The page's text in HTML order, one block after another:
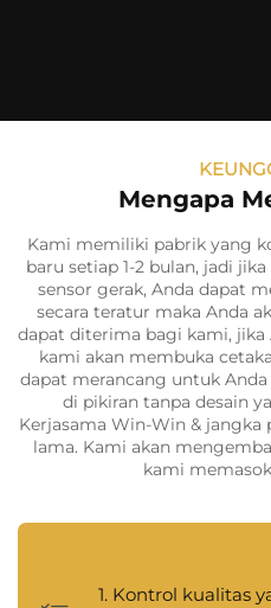
Mengapa
Kami memiliki pabrik yang
baru setiap 1-2 bulan, jadi
sensor gerak, Anda dapat
secara teratur maka Anda
dapat diterima bagi kami,
kami akan membuka
dapat merancang untuk
di pikiran tanpa desain
Kerjasama Win-Win &
lama. Kami akan
kami
1. Kontrol kualitas